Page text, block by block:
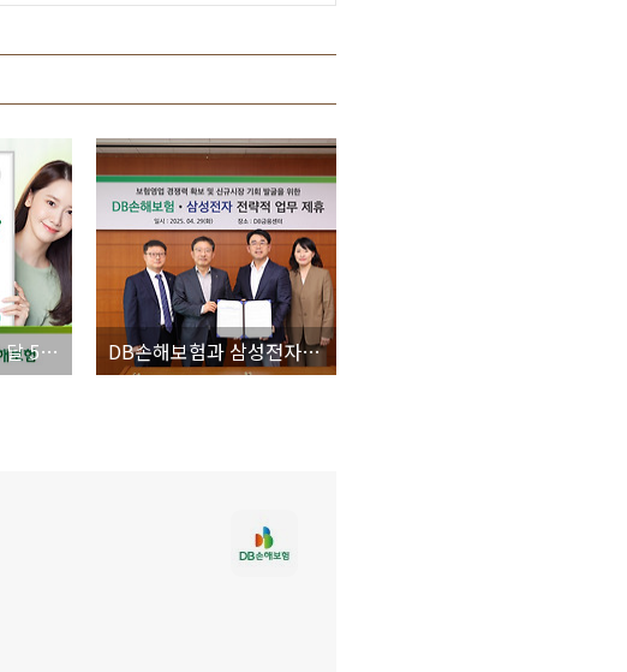
DB손해보험 가정의 달 5월 이벤트, ‘프로미 가족약속 캠페인’ 참여하고 선물 받자! DB손해보험과 삼성전자,AI 활용 신규 비즈니스 결합 MOU 체결